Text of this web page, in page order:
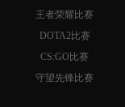
王者荣耀比赛
DOTA2比赛
CS:GO比赛
守望先锋比赛